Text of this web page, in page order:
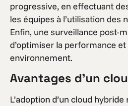
progressive, en effectuant
les équipes à l’utilisation des
Enfin, une surveillance post-
d’optimiser la performance
environnement.
Avantages d’un
L’adoption d’un cloud